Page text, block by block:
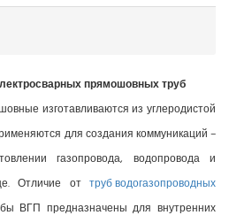
прямошовных труб
изготавливаются из углеродистой
для создания коммуникаций –
газопровода, водопровода и
Отличие от труб водогазопроводных
ВГП предназначены для внутренних